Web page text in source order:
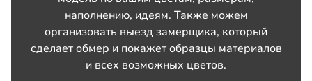
наполнению, идеям. Также можем
организовать выезд замерщика, который
сделает обмер и покажет образцы материалов
и всех возможных цветов.